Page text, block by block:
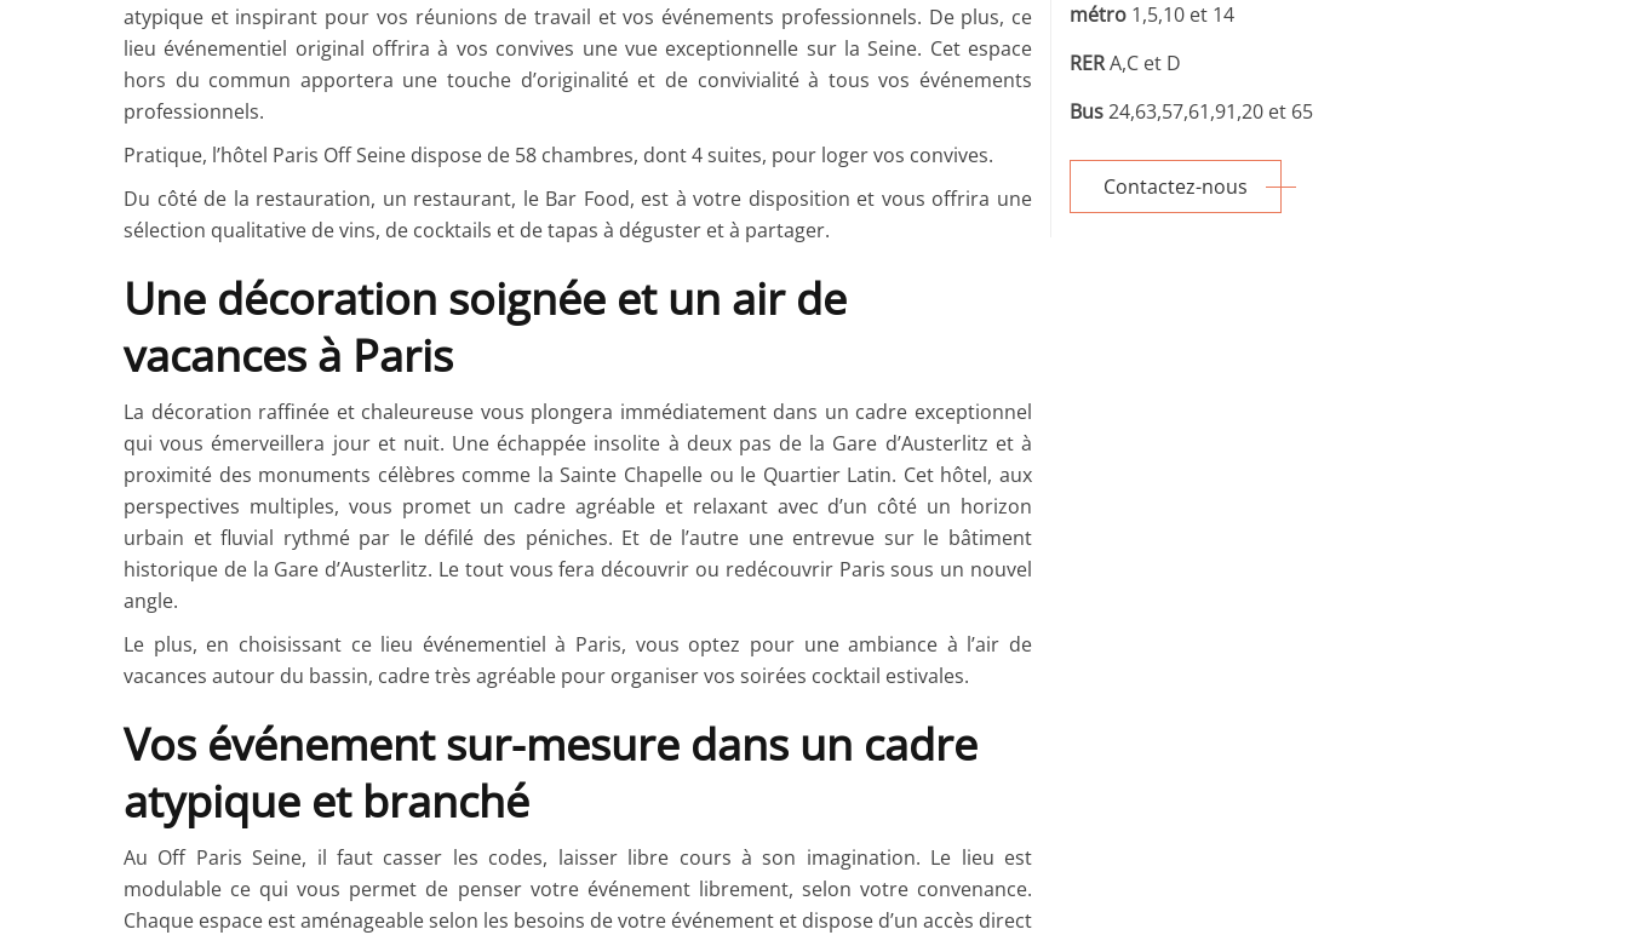
atypique et inspirant pour vos réunions de travail et vos événements professionnels. De plus, ce
lieu événementiel original offrira à vos convives une vue exceptionnelle sur la Seine. Cet espace
hors du commun apportera une touche d’originalité et de convivialité à tous vos événements
professionnels.
Pratique, l’hôtel Paris Off Seine dispose de 58 chambres, dont 4 suites, pour loger vos convives.
Du côté de la restauration, un restaurant, le Bar Food, est à votre disposition et vous offrira une
sélection qualitative de vins, de cocktails et de tapas à déguster et à partager.
Une décoration soignée et un air de
vacances à Paris
La décoration raffinée et chaleureuse vous plongera immédiatement dans un cadre exceptionnel
qui vous émerveillera jour et nuit. Une échappée insolite à deux pas de la Gare d’Austerlitz et à
proximité des monuments célèbres comme la Sainte Chapelle ou le Quartier Latin. Cet hôtel, aux
perspectives multiples, vous promet un cadre agréable et relaxant avec d’un côté un horizon
urbain et fluvial rythmé par le défilé des péniches. Et de l’autre une entrevue sur le bâtiment
historique de la Gare d’Austerlitz. Le tout vous fera découvrir ou redécouvrir Paris sous un nouvel
angle.
Le plus, en choisissant ce lieu événementiel à Paris, vous optez pour une ambiance à l’air de
vacances autour du bassin, cadre très agréable pour organiser vos soirées cocktail estivales.
Vos événement sur-mesure dans un cadre
atypique et branché
Au Off Paris Seine, il faut casser les codes, laisser libre cours à son imagination. Le lieu est
modulable ce qui vous permet de penser votre événement librement, selon votre convenance.
Chaque espace est aménageable selon les besoins de votre événement et dispose d’un accès direct
métro 1,5,10 et 14
RERA,C et D
Bus24,63,57,61,91,20 et 65
Contactez-nous